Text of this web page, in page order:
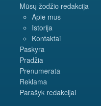
Mūsų žodžio redakcija
Apie mus
Istorija
Kontaktai
Paskyra
Pradžia
Prenumerata
Reklama
Parašyk redakcijai